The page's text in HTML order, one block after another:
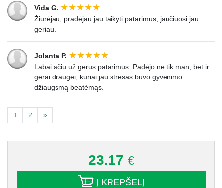
Vida G.
Žiūrėjau, pradėjau jau taikyti patarimus, jaučiuosi jau
geriau.
Jolanta P.
Labai ačiū už gerus patarimus. Padėjo ne tik man, bet ir
gerai draugei, kuriai jau stresas buvo gyvenimo
džiaugsmą beatėmąs.
1 2 »
23.17 €
Į KREPŠELĮ